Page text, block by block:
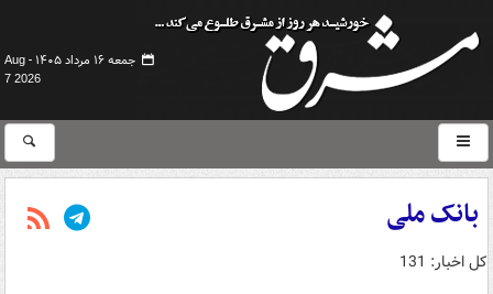
جمعه ۱۶ مرداد ۱۴۰۵ -
Aug
7 2026
بانک ملی
کل اخبار: 131